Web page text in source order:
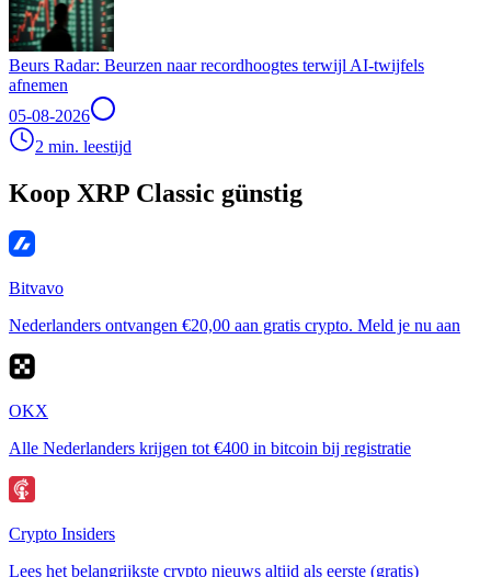
Beurs Radar: Beurzen naar recordhoogtes terwijl AI-twijfels
afnemen
05-08-2026
2 min. leestijd
Koop XRP Classic günstig
Bitvavo
Nederlanders ontvangen €20,00 aan gratis crypto. Meld je nu aan
OKX
Alle Nederlanders krijgen tot €400 in bitcoin bij registratie
Crypto Insiders
Lees het belangrijkste crypto nieuws altijd als eerste (gratis)